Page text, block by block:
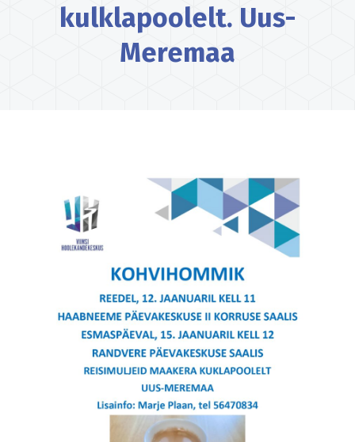
kulklapoolelt. Uus-
Meremaa